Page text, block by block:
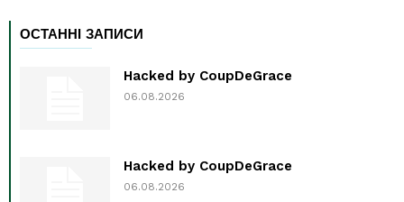
ОСТАННІ ЗАПИСИ
Hacked by CoupDeGrace
06.08.2026
Hacked by CoupDeGrace
06.08.2026